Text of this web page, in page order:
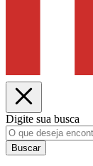
Digite sua busca
Buscar